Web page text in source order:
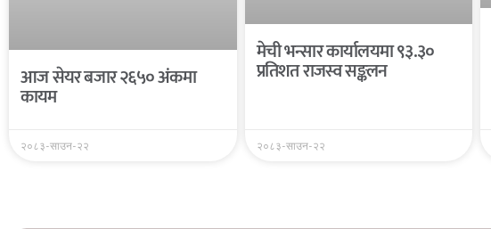
आज सेयर बजार २६५० अंकमा
कायम
२०८३-साउन-२२
मेची भन्सार कार्यालयमा ९३.३०
प्रतिशत राजस्व सङ्कलन
२०८३-साउन-२२